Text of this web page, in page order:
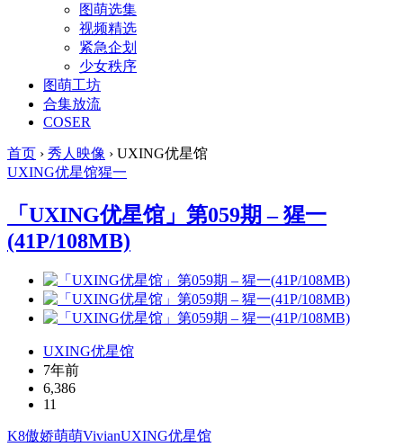
图萌选集
视频精选
紧急企划
少女秩序
图萌工坊
合集放流
COSER
首页 › 秀人映像 › UXING优星馆
UXING优星馆猩一
「UXING优星馆」第059期 – 猩一
(41P/108MB)
UXING优星馆
7年前
6,386
11
K8傲娇萌萌VivianUXING优星馆